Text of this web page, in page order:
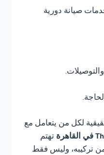
صيانة دورية
لكل من يتعامل مع
تهتم
من تركيبه، وليس فقط